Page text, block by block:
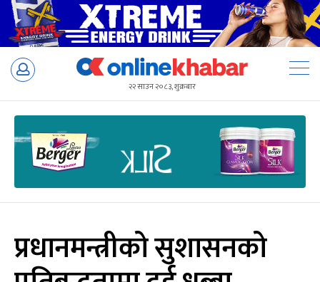
Skip
२२ साउन २०८३, शुक्रबार
प्रधानमन्त्रीको सुशासनको